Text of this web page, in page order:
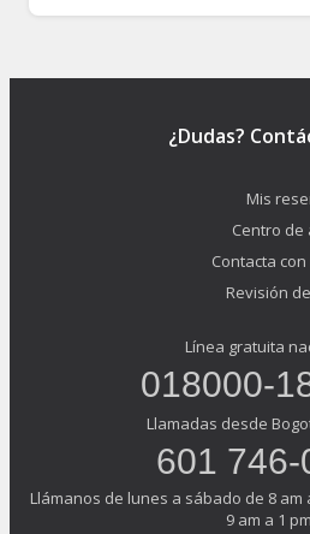
¿Dudas?
Mis
Centro de
Contacta
Revisión
Línea gratuita
018000-
Llamadas desde
601 746-
Llámanos de lunes a sábado de 8 am
9 am a 1 pm